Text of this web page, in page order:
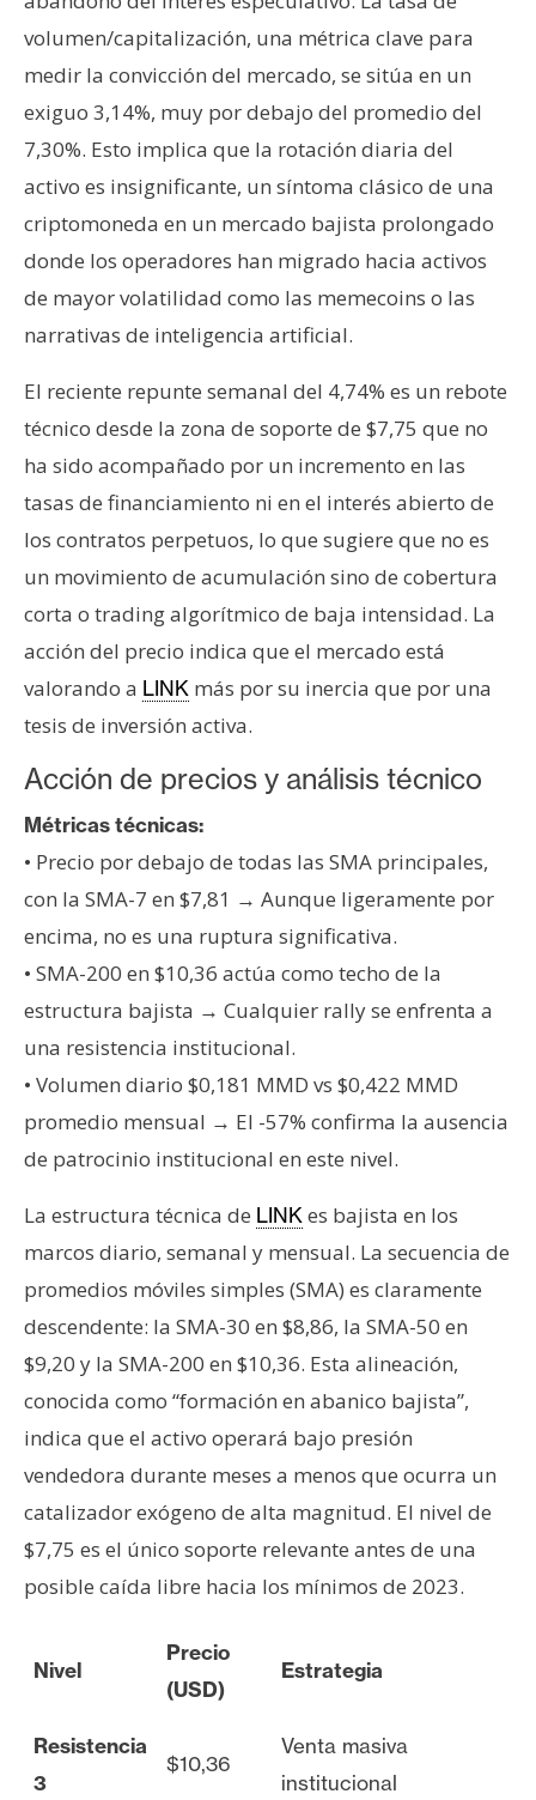
volumen/capitalización, una métrica clave para
medir la convicción del mercado, se sitúa en un
exiguo 3,14%, muy por debajo del promedio del
7,30%. Esto implica que la rotación diaria del
activo es insignificante, un síntoma clásico de una
criptomoneda en un mercado bajista prolongado
donde los operadores han migrado hacia activos
de mayor volatilidad como las memecoins o las
narrativas de inteligencia artificial.
El reciente repunte semanal del 4,74% es un rebote
técnico desde la zona de soporte de $7,75 que no
ha sido acompañado por un incremento en las
tasas de financiamiento ni en el interés abierto de
los contratos perpetuos, lo que sugiere que no es
un movimiento de acumulación sino de cobertura
corta o trading algorítmico de baja intensidad. La
acción del precio indica que el mercado está
valorando a LINK más por su inercia que por una
tesis de inversión activa.
Acción de precios y análisis técnico
Métricas técnicas:
• Precio por debajo de todas las SMA principales,
con la SMA-7 en $7,81 → Aunque ligeramente por
encima, no es una ruptura significativa.
• SMA-200 en $10,36 actúa como techo de la
estructura bajista → Cualquier rally se enfrenta a
una resistencia institucional.
• Volumen diario $0,181 MMD vs $0,422 MMD
promedio mensual → El -57% confirma la ausencia
de patrocinio institucional en este nivel.
La estructura técnica de LINK es bajista en los
marcos diario, semanal y mensual. La secuencia de
promedios móviles simples (SMA) es claramente
descendente: la SMA-30 en $8,86, la SMA-50 en
$9,20 y la SMA-200 en $10,36. Esta alineación,
conocida como “formación en abanico bajista”,
indica que el activo operará bajo presión
vendedora durante meses a menos que ocurra un
catalizador exógeno de alta magnitud. El nivel de
$7,75 es el único soporte relevante antes de una
posible caída libre hacia los mínimos de 2023.
Nivel
Precio
(USD)
Estrategia
Resistencia
3
$10,36
Venta masiva
institucional